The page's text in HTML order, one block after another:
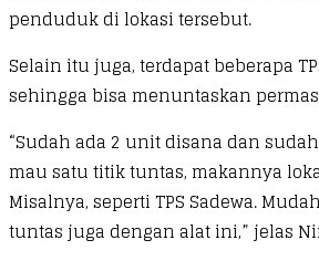
penduduk di lokasi tersebut.
Selain itu juga, terdapat beberapa
sehingga bisa menuntaskan
“Sudah ada 2 unit disana dan
mau satu titik tuntas, makannya
Misalnya, seperti TPS Sadewa.
tuntas juga dengan alat ini,” jelas